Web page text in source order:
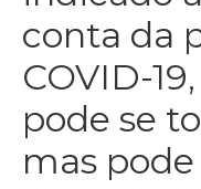
conta da
COVID-
pode se
mas